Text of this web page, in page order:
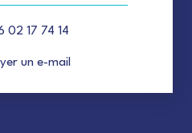
02 17 74 14
un e-mail